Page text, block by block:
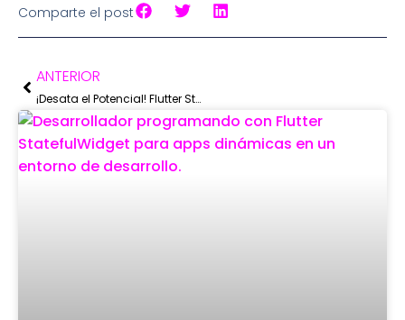
Comparte el post
ANTERIOR
¡Desata el Potencial! Flutter StatefulWidget para Apps Dinámicas y Reactivas